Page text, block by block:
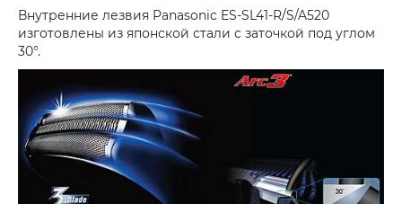
Внутренние лезвия Panasonic ES-SL41-R/S/A520
изготовлены из японской стали с заточкой под углом
30°.